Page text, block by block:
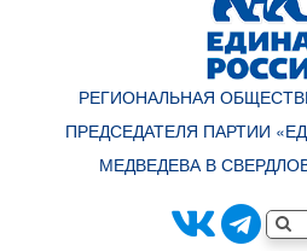
РЕГИОНАЛЬНАЯ
ПРЕДСЕДАТЕЛЯ ПАРТИИ
МЕДВЕДЕВА В